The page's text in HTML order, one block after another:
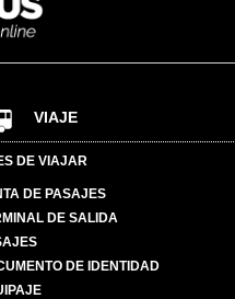
VIAJE
DE VIAJAR
DE PASAJES
DE SALIDA
DE IDENTIDAD